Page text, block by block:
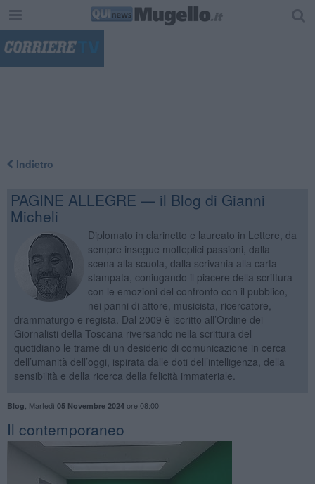
Indietro
PAGINE ALLEGRE — il Blog di Gianni
Micheli
Diplomato in clarinetto e laureato in Lettere, da
sempre insegue molteplici passioni, dalla
scena alla scuola, dalla scrivania alla carta
stampata, coniugando il piacere della scrittura
con le emozioni del confronto con il pubblico,
nei panni di attore, musicista, ricercatore,
drammaturgo e regista. Dal 2009 è iscritto all’Ordine dei
Giornalisti della Toscana riversando nella scrittura del
quotidiano le trame di un desiderio di comunicazione in cerca
dell’umanità dell’oggi, ispirata dalle doti dell’intelligenza, della
sensibilità e della ricerca della felicità immateriale.
Blog Martedì 05 Novembre 2024ore 08:00
​Il contemporaneo